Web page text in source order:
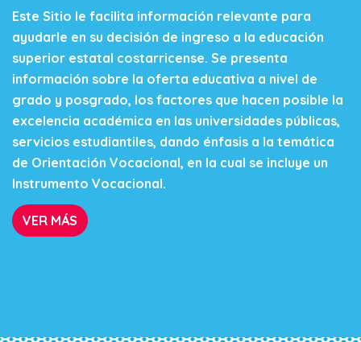
Este Sitio le facilita información relevante para
ayudarle en su decisión de ingreso a la educación
superior estatal costarricense. Se presenta
información sobre la oferta educativa a nivel de
grado y posgrado, los factores que hacen posible la
excelencia académica en las universidades públicas,
servicios estudiantiles, dando énfasis a la temática
de Orientación Vocacional, en la cual se incluye un
Instrumento Vocacional.
VER MÁS